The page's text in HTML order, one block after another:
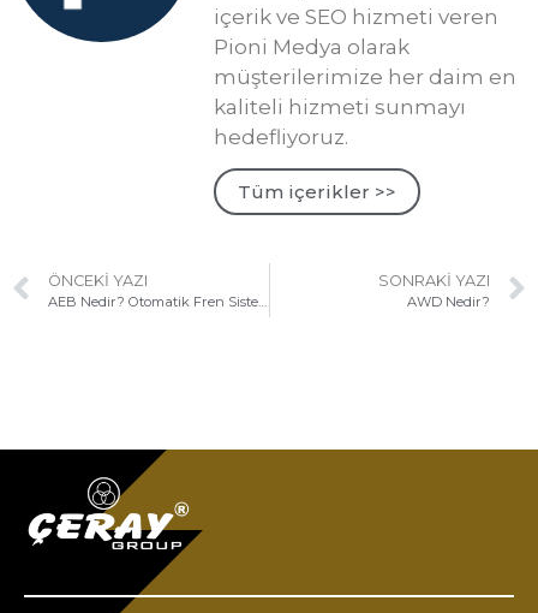
içerik ve SEO hizmeti veren
Pioni Medya olarak
müşterilerimize her daim en
kaliteli hizmeti sunmayı
hedefliyoruz.
Tüm içerikler >>
ÖNCEKI YAZI
AEB Nedir? Otomatik Fren Sistemi ve Detayları!
SONRAKI YAZI
AWD Nedir?